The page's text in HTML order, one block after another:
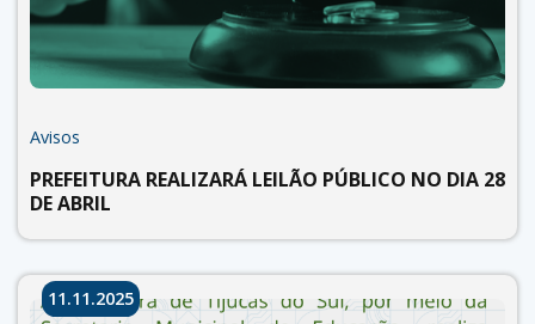
Avisos
PREFEITURA REALIZARÁ LEILÃO PÚBLICO NO DIA 28
DE ABRIL
11.11.2025